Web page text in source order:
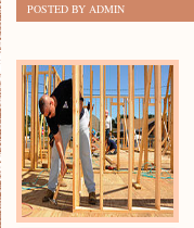
POSTED BY ADMIN